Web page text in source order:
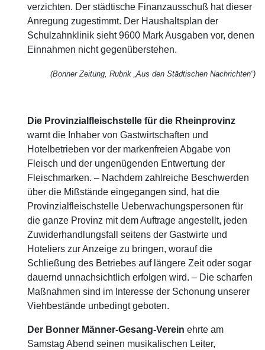
verzichten. Der städtische Finanzausschuß hat dieser
Anregung zugestimmt. Der Haushaltsplan der
Schulzahnklinik sieht 9600 Mark Ausgaben vor, denen
Einnahmen nicht gegenüberstehen.
(Bonner Zeitung, Rubrik „Aus den Städtischen Nachrichten“)
Die Provinzialfleischstelle für die Rheinprovinz
warnt die Inhaber von Gastwirtschaften und
Hotelbetrieben vor der markenfreien Abgabe von
Fleisch und der ungenügenden Entwertung der
Fleischmarken. – Nachdem zahlreiche Beschwerden
über die Mißstände eingegangen sind, hat die
Provinzialfleischstelle Ueberwachungspersonen für
die ganze Provinz mit dem Auftrage angestellt, jeden
Zuwiderhandlungsfall seitens der Gastwirte und
Hoteliers zur Anzeige zu bringen, worauf die
Schließung des Betriebes auf längere Zeit oder sogar
dauernd unnachsichtlich erfolgen wird. – Die scharfen
Maßnahmen sind im Interesse der Schonung unserer
Viehbestände unbedingt geboten.
Der Bonner Männer-Gesang-Verein ehrte am
Samstag Abend seinen musikalischen Leiter,